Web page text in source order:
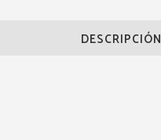
DESCRIPCIÓN